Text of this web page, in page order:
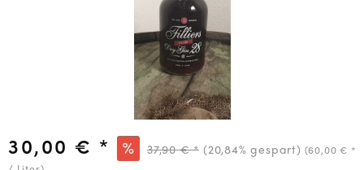
30,00 € * 37,90 € * (20,84% gespart) (60,00 € *